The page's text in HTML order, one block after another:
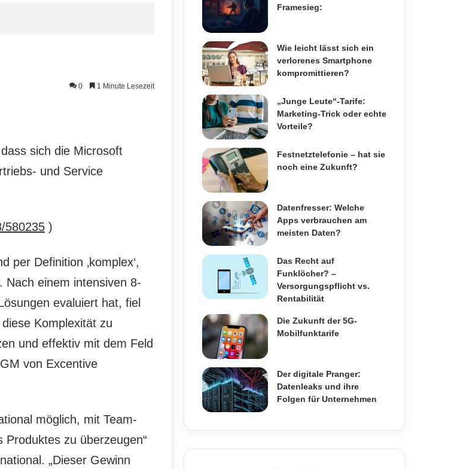
0 1 Minute Lesezeit
sich die Microsoft
und Service
580235 )
per Definition ‚komplex‘,
einem intensiven 8-
evaluiert hat, fiel
Komplexität zu
und effektiv mit dem Feld
von Excentive
möglich, mit Team-
zu überzeugen“
„Dieser Gewinn
Framesieg:
Wie leicht lässt sich ein
verlorenes Smartphone
kompromittieren?
„Junge Leute“-Tarife:
Marketing-Trick oder echte
Vorteile?
Festnetztelefonie – hat sie
noch eine Zukunft?
Datenfresser: Welche
Apps verbrauchen am
meisten Daten?
Das Recht auf
Funklöcher? –
Versorgungspflicht vs.
Rentabilität
Die Zukunft der 5G-
Mobilfunktarife
Der digitale Pranger:
Datenleaks und ihre
Folgen für Unternehmen